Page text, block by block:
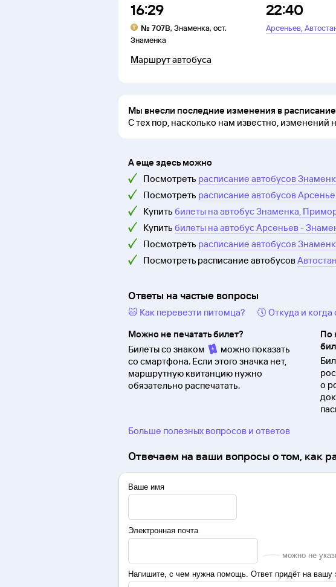
16:29
№ 707В,Знаменка, ост.
Знаменка
22:40
Арсеньев,
Маршрут автобуса
Мы внесли последние изменения в
С тех пор, насколько нам известно, изменений
А еще здесь можно
Посмотреть расписание автобусов
Посмотреть расписание автобусов
Купить билеты на автобус Знаменка,
Купить билеты на автобус Арсеньев -
Посмотреть расписание автобусов
Посмотреть расписание автобусов
Ответы на частые вопросы
🐱 Как перевезти питомца? 🕔 Откуда и когда
Можно не печатать билет?
Билеты со знаком
можно показать
со смартфона. Если этого значка нет,
маршрутную квитанцию нужно
обязательно распечатать.
По
о
Больше полезных вопросов и ответов
Отвечаем на ваши вопросы о том, как
Ваше имя
Электронная почта
можно не
Напишите, с чем нужна помощь. Ответ придёт на вашу